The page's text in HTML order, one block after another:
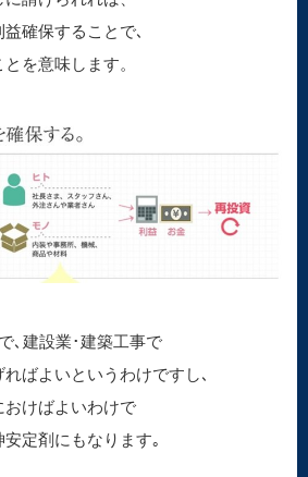
確保することで､
を意味します。
､建設業･建築工事で
ばよいというわけですし､
おけばよいわけで
定剤にもなります｡